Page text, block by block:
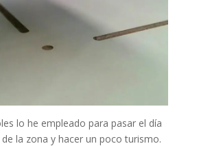
lo he empleado para pasar el día
la zona y hacer un poco turismo.